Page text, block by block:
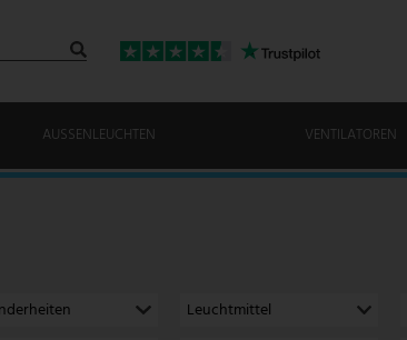
AUSSENLEUCHTEN VENTILATOREN
Leuchtmittel